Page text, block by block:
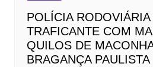
POLÍCIA
TRAFICANTE COM
QUILOS DE
BRAGANÇA PAULISTA